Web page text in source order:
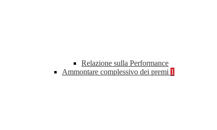
Relazione sulla Performance
Ammontare complessivo dei premi 1